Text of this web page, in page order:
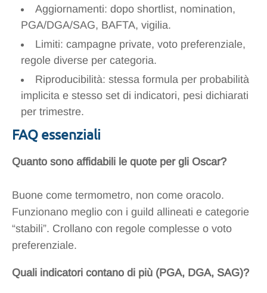
Aggiornamenti: dopo shortlist, nomination,
PGA/DGA/SAG, BAFTA, vigilia.
Limiti: campagne private, voto preferenziale,
regole diverse per categoria.
Riproducibilità: stessa formula per probabilità
implicita e stesso set di indicatori, pesi dichiarati
per trimestre.
FAQ essenziali
Quanto sono affidabili le quote per gli Oscar?
Buone come termometro, non come oracolo.
Funzionano meglio con i guild allineati e categorie
“stabili”. Crollano con regole complesse o voto
preferenziale.
Quali indicatori contano di più (PGA, DGA, SAG)?